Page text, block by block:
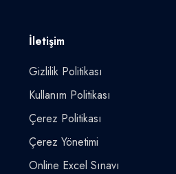
İletişim
Gizlilik Politikası
Kullanım Politikası
Çerez Politikası
Çerez Yönetimi
Online Excel Sınavı